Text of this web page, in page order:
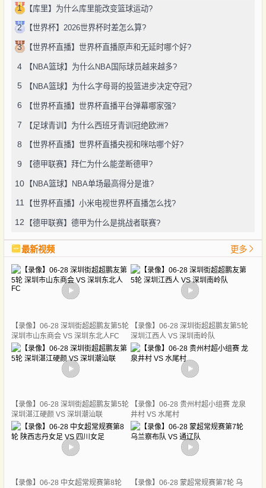
1 【库里】为什么库里能改变篮球运动?
2 【世界杯】2026世界杯时差怎么算?
3 【世界杯直播】世界杯直播原声和无延时哪个好?
4 【NBA篮球】为什么NBA国际球员越来越多?
5 【NBA篮球】为什么字母哥的投篮进步决定夺冠?
6 【世界杯直播】世界杯直播平台弹幕哪家强?
7 【足球青训】为什么西班牙青训冠绝欧洲?
8 【世界杯直播】世界杯直播央视和咪咕哪个好?
9 【德甲联赛】拜仁为什么能垄断德甲?
10 【NBA篮球】NBA单场最高得分是谁?
11 【世界杯直播】小米电视世界杯直播怎么找?
12 【德甲联赛】德甲为什么是挑战者联赛?
最新视频 更多
【录像】06-28 深圳街超超鹏友第5轮
深圳市山东商会 VS 深圳东北人FC
【录像】06-28 深圳街超超鹏友第5轮
深圳江西人 VS 深圳南岭队
【录像】06-28 深圳街超超鹏友第5轮
深圳湛江硬颜 VS 深圳潮汕联
【录像】06-28 贵州村超小组赛 龙泉
井村 VS 水尾村
【录像】06-28 中女超常规赛第8轮
【录像】06-28 蒙超常规赛第7轮 乌